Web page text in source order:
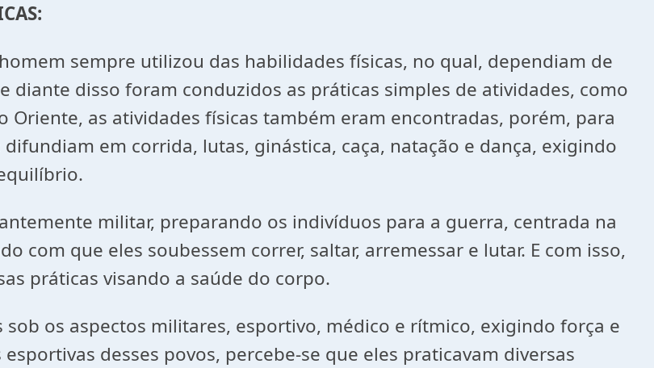
sempre utilizou das habilidades físicas, no qual, dependiam de
diante disso foram conduzidos as práticas simples de atividades, como
Oriente, as atividades físicas também eram encontradas, porém, para
em corrida, lutas, ginástica, caça, natação e dança, exigindo
militar, preparando os indivíduos para a guerra, centrada na
com que eles soubessem correr, saltar, arremessar e lutar. E com isso,
práticas visando a saúde do corpo.
os aspectos militares, esportivo, médico e rítmico, exigindo força e
desses povos, percebe-se que eles praticavam diversas